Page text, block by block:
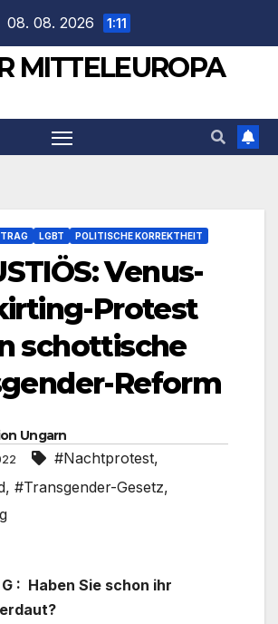
08. 08. 2026 1:11
MITTELEUROPA
LGBT POLITISCHE KORREKTHEIT
Venus-
Protest
schottische
Reform
Ungarn
#Nachtprotest,
, #Transgender-Gesetz,
G : Haben Sie schon ihr